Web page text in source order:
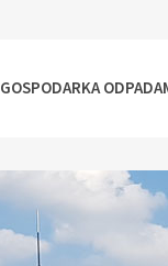
GOSPODARKA